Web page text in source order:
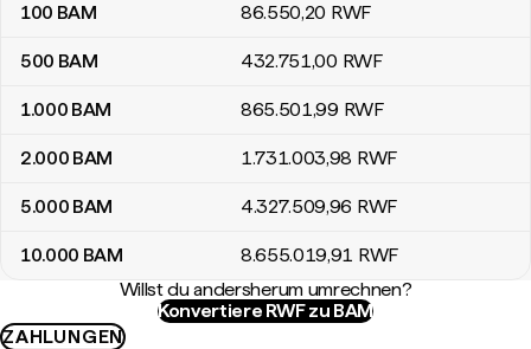
100 BAM 86.550,20 RWF
500 BAM 432.751,00 RWF
1.000 BAM 865.501,99 RWF
2.000 BAM 1.731.003,98 RWF
5.000 BAM 4.327.509,96 RWF
10.000 BAM 8.655.019,91 RWF
Willst du andersherum umrechnen?
Konvertiere RWF zu BAM
ZAHLUNGEN